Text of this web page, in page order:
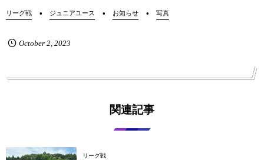
リーグ戦 ジュニアユース お知らせ 写真
October 2, 2023
関連記事
リーグ戦